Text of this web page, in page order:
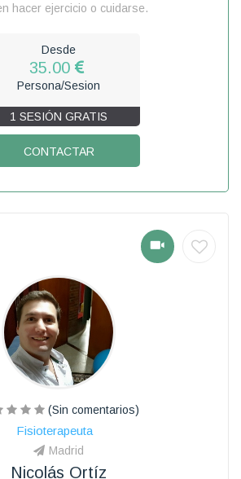
hacer ejercicio o cuidarse.
Desde
35.00
Persona/Sesion
1 SESIÓN GRATIS
CONTACTAR
(Sin comentarios)
Fisioterapeuta
Madrid
Nicolás Ortíz